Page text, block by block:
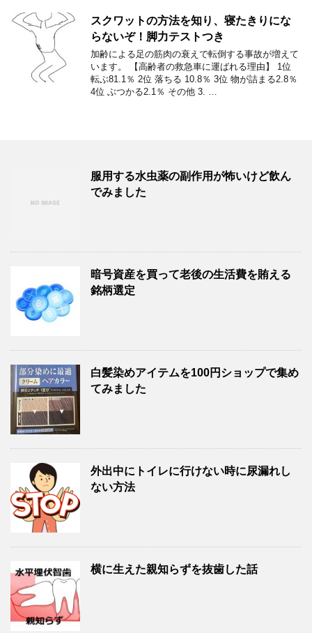
スクワットの方法を知り、寝たきりにな
らないぞ！脚力テストつき
加齢による足の筋肉の衰えで転倒する事故が増えて
います。 【高齢者の救急車に運ばれる理由】 1位
転ぶ81.1％ 2位 落ちる 10.8％ 3位 物が詰まる2.8％
4位 ぶつかる2.1％ その他 3. …
服用する水虫薬の副作用が怖いけど飲ん
でみました
暗号資産を買って老後の生活費を賄える
銘柄選定
白髪染めアイテムを100円ショップで集め
てみました
外出中にトイレに行けない時に尿漏れし
ない方法
横に生えた親知らずを抜歯した話